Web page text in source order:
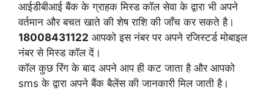
आईडीबीआई बैंक के ग्राहक मिस्ड कॉल सेवा के द्वारा भी अपने
वर्तमान और बचत खाते की शेष राशि की जाँच कर सकते है।
18008431122 आपको इस नंबर पर अपने रजिस्टर्ड मोबाइल
नंबर से मिस्ड कॉल दें।
कॉल कुछ रिंग के बाद अपने आप ही कट जाता है और आपको
sms के द्वारा अपने बैंक बैलेंस की जानकारी मिल जाती है।